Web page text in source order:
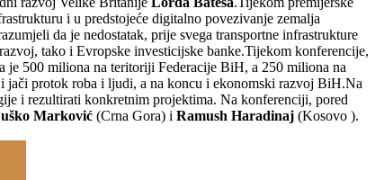
i u predstojeće digitalno povezivanje zemalja
da je nedostatak, prije svega transportne infrastrukture
tako i Evropske investicijske banke.Tijekom konferencije,
je 500 miliona na teritoriji Federacije BiH, a 250 miliona na
jači protok roba i ljudi, a na koncu i ekonomski razvoj BiH.Na
i rezultirati konkretnim projektima. Na konferenciji, pored
Marković (Crna Gora) i Ramush Haradinaj (Kosovo ).